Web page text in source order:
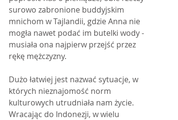
surowo zabronione buddyjskim
mnichom w Tajlandii, gdzie Anna nie
mogła nawet podać im butelki wody -
musiała ona najpierw przejść przez
rękę mężczyzny.
Dużo łatwiej jest nazwać sytuacje, w
których nieznajomość norm
kulturowych utrudniała nam życie.
Wracając do Indonezji, w wielu